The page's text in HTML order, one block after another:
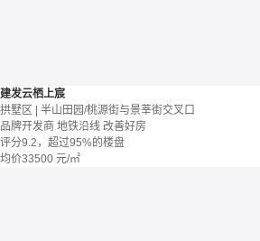
建发云栖上宸
拱墅区 | 半山田园/桃源街与景莘街交叉口
品牌开发商 地铁沿线 改善好房
评分9.2，超过95%的楼盘
均价33500 元/㎡